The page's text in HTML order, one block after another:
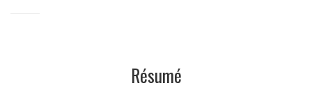
Résumé